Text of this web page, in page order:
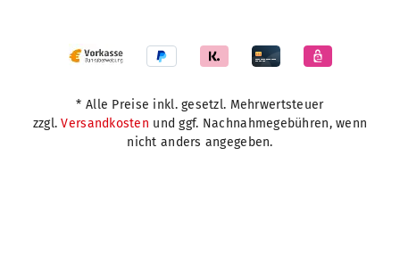
* Alle Preise inkl. gesetzl. Mehrwertsteuer
zzgl.Versandkosten und ggf. Nachnahmegebühren, wenn
nicht anders angegeben.